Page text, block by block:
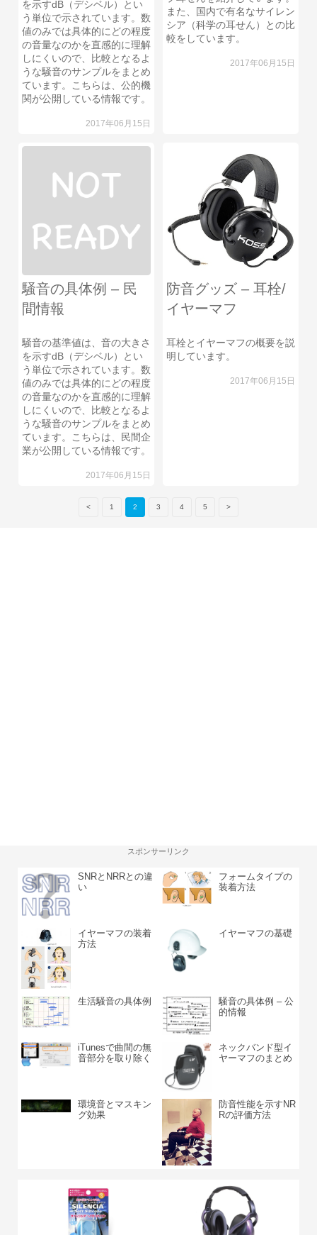
を示すdB（デシベル）とい
う単位で示されています。数
値のみでは具体的にどの程度
の音量なのかを直感的に理解
しにくいので、比較となるよ
うな騒音のサンプルをまとめ
ています。こちらは、公的機
関が公開している情報です。
2017年06月15日
また、国内で有名なサイレン
シア（科学の耳せん）との比
較をしています。
2017年06月15日
騒音の具体例 – 民
間情報
騒音の基準値は、音の大きさ
を示すdB（デシベル）とい
う単位で示されています。数
値のみでは具体的にどの程度
の音量なのかを直感的に理解
しにくいので、比較となるよ
うな騒音のサンプルをまとめ
ています。こちらは、民間企
業が公開している情報です。
2017年06月15日
防音グッズ – 耳栓/
イヤーマフ
耳栓とイヤーマフの概要を説
明しています。
2017年06月15日
< 1 2 3 4 5 >
スポンサーリンク
SNRとNRRとの違
い
フォームタイプの
装着方法
イヤーマフの装着
方法
イヤーマフの基礎
生活騒音の具体例
騒音の具体例 – 公
的情報
iTunesで曲間の無
音部分を取り除く
ネックバンド型イ
ヤーマフのまとめ
環境音とマスキン
グ効果
防音性能を示すNR
Rの評価方法